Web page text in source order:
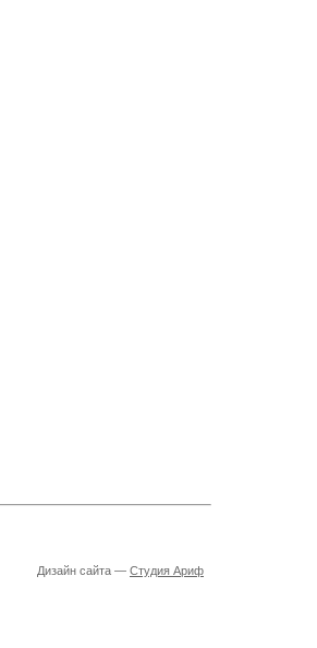
Дизайн сайта — Студия Ариф